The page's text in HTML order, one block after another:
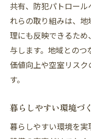
共有、防犯パトロー
れらの取り組みは、
理にも反映できるた
与します。地域との
価値向上や空室リス
す。
暮らしやすい環境づ
暮らしやすい環境を